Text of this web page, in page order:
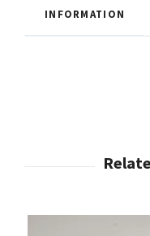
INFORMATION